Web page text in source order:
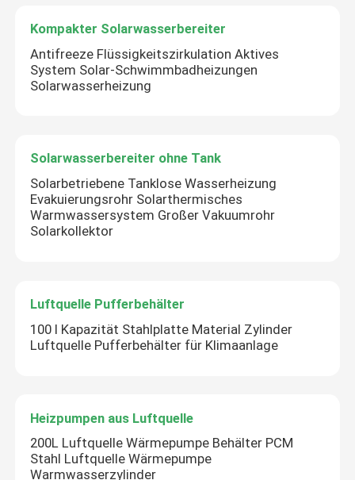
Kompakter Solarwasserbereiter
Antifreeze Flüssigkeitszirkulation Aktives
System Solar-Schwimmbadheizungen
Solarwasserheizung
Solarwasserbereiter ohne Tank
Solarbetriebene Tanklose Wasserheizung
Evakuierungsrohr Solarthermisches
Warmwassersystem Großer Vakuumrohr
Solarkollektor
Luftquelle Pufferbehälter
100 l Kapazität Stahlplatte Material Zylinder
Luftquelle Pufferbehälter für Klimaanlage
Heizpumpen aus Luftquelle
200L Luftquelle Wärmepumpe Behälter PCM
Stahl Luftquelle Wärmepumpe
Warmwasserzylinder